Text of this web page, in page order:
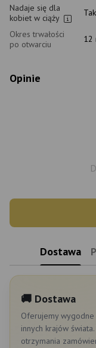
Nadaje się dla
kobiet w ciąży
Tak
Okres trwałości
po otwarciu
12
Opinie
Dostawa
🚚 Dostawa
Oferujemy
innych krajów
otrzymania